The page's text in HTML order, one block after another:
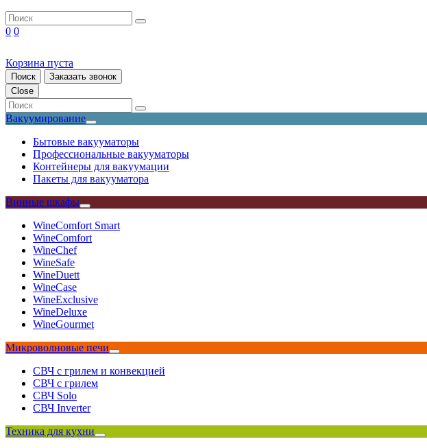
0 0
Корзина пуста
Поиск
Заказать звонок
Close
Вакуумирование
Бытовые вакууматоры
Профессиональные вакууматоры
Контейнеры для вакуумации
Пакеты для вакууматора
Винные шкафы
WineComfort Smart
WineComfort
WineChef
WineSafe
WineDuett
WineCase
WineExclusive
WineDeluxe
WineGourmet
Микроволновые печи
СВЧ с грилем и конвекцией
СВЧ с грилем
СВЧ Solo
СВЧ Inverter
Техника для кухни